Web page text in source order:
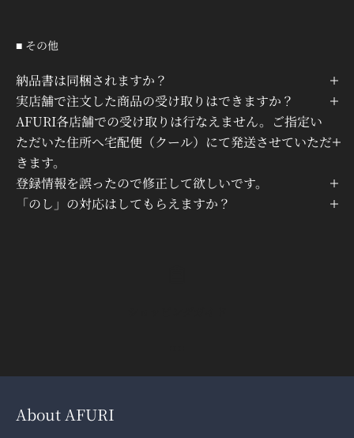
■ その他
納品書は同梱されますか？
実店舗で注文した商品の受け取りはできますか？
AFURI各店舗での受け取りは行なえません。ご指定い
ただいた住所へ宅配便（クール）にて発送させていただ
きます。
登録情報を誤ったので修正して欲しいです。
「のし」の対応はしてもらえますか？
About AFURI